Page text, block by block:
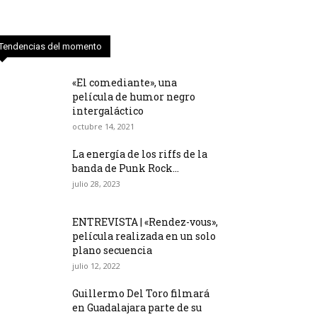
del momento
«El comediante», una
película de humor negro
intergaláctico
octubre 14, 2021
La energía de los riffs de la
banda de Punk Rock...
julio 28, 2023
ENTREVISTA | «Rendez-vous»,
película realizada en un solo
plano secuencia
julio 12, 2022
Guillermo Del Toro filmará
en Guadalajara parte de su